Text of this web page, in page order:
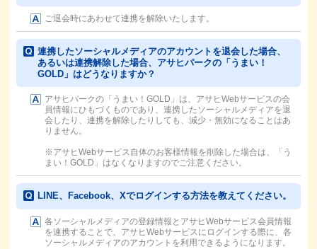
ご退会時にあわせて連携を解除いたします。
連携したソーシャルメディアのアカウントを退会した場合、
あるいは連携解除した場合、アサヒパークの「うまい！
GOLD」はどうなりますか？
アサヒパークの「うまい！GOLD」は、アサヒWebサービスの会
員情報にひもづくものであり、連携したソーシャルメディアを退
会したり、連携を解除したりしても、減少・無効になることはあ
りません。
※アサヒWebサービス自体のお客様情報を削除した場合は、「う
まい！GOLD」はなくなりますのでご注意ください。
LINE、Facebook、Xでログインする方法を教えてください。
各ソーシャルメディアの登録情報とアサヒWebサービス会員情報
を連携することで、アサヒWebサービスにログインする際に、各
ソーシャルメディアのアカウントを利用できるようになります。